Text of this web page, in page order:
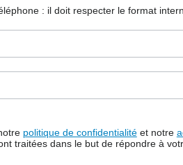
: il doit respecter le format
politique de confidentialitéet notre
traitées dans le but de répondre à